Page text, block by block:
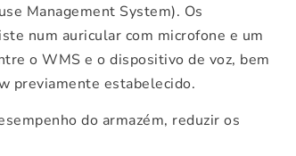
Management System). Os
num auricular com microfone e um
o WMS e o dispositivo de voz, bem
previamente estabelecido.
do armazém, reduzir os